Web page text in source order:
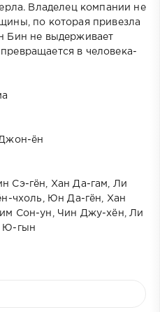
Владелец компании не
по которая привезла
Бин не выдерживает
в человека-
ён
Сэ-гён, Хан Да-гам, Ли
чхоль, Юн Да-гён, Хан
Сон-ун, Чин Джу-хён, Ли
Ю-гын